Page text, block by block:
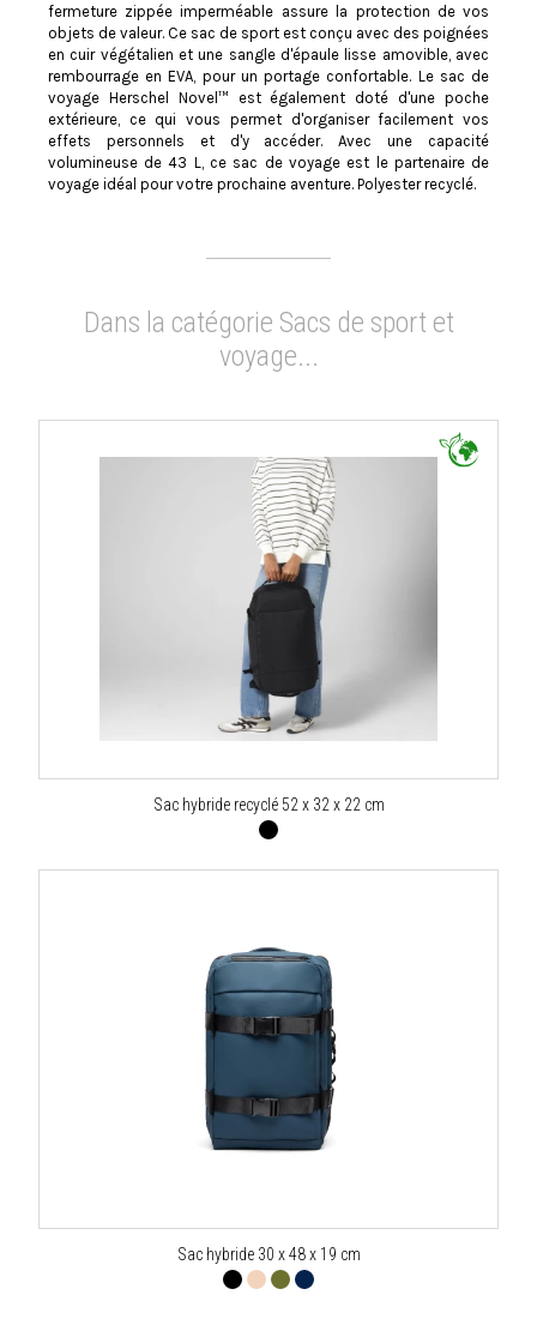
fermeture zippée imperméable assure la protection de vos
objets de valeur. Ce sac de sport est conçu avec des poignées
en cuir végétalien et une sangle d'épaule lisse amovible, avec
rembourrage en EVA, pour un portage confortable. Le sac de
voyage Herschel Novel™ est également doté d'une poche
extérieure, ce qui vous permet d'organiser facilement vos
effets personnels et d'y accéder. Avec une capacité
volumineuse de 43 L, ce sac de voyage est le partenaire de
voyage idéal pour votre prochaine aventure. Polyester recyclé.
Dans la catégorie Sacs de sport et
voyage...
Sac hybride recyclé 52 x 32 x 22 cm
Sac hybride 30 x 48 x 19 cm